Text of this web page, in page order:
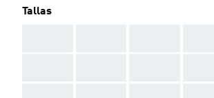
Tallas